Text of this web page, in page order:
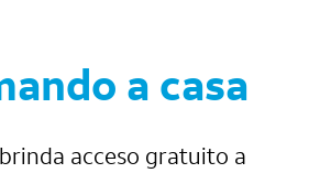
a casa
acceso gratuito a